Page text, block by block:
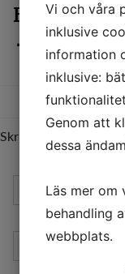
Följ oss
Skriv ett meddelande
Namn
Vi och våra
inklusive
information
inklusive:
Genom att
dessa
Läs mer om
behandling
webbplats.